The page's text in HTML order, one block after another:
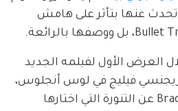
تحدث عنها بتأثر على هامش
العرض الأول لفيلمه الجديد
فيليج في لوس أنجلوس،
حيث ابتعد براد بيت Brad Pitt عن التنورة التي اختارها